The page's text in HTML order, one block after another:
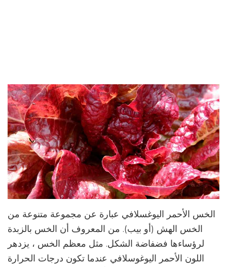
الخس الأحمر اليوغسلافي عبارة عن مجموعة متنوعة من
الخس الهش (أو بيب). من المعروف أن الخس بالزبدة
لرؤساءها فضفاضة الشكل. مثل معظم الخس ، يزدهر
اللون الأحمر اليوغوسلافي عندما تكون درجات الحرارة